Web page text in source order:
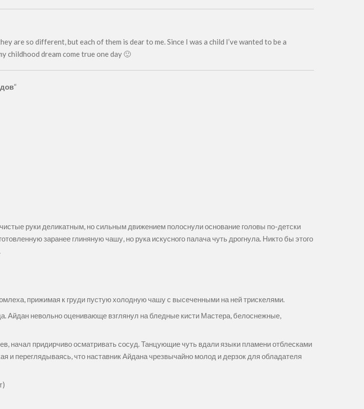
are so different, but each of them is dear to me. Since I was a child I’ve wanted to be a
childhood dream come true one day 🙂
“
руки деликатным, но сильным движением полоснули основание головы по-детски
заранее глиняную чашу, но рука искусного палача чуть дрогнула. Никто бы этого
прижимая к груди пустую холодную чашу с высеченными на ней трискелями.
Айдан невольно оценивающе взглянул на бледные кисти Мастера, белоснежные,
начал придирчиво осматривать сосуд. Танцующие чуть вдали языки пламени отблесками
и переглядываясь, что наставник Айдана чрезвычайно молод и дерзок для обладателя